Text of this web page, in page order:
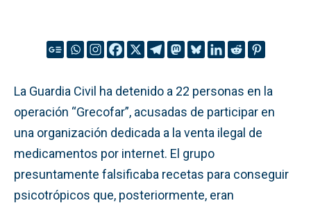
La Guardia Civil ha detenido a 22 personas en la
operación “Grecofar”, acusadas de participar en
una organización dedicada a la venta ilegal de
medicamentos por internet. El grupo
presuntamente falsificaba recetas para conseguir
psicotrópicos que, posteriormente, eran